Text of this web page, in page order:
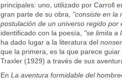
principales: uno, utilizado por Carroll
gran parte de su obra, "consiste en la
postulación de un universo regido por
identificado con la poesía, "se limita a
ha dado lugar a la literatura del
que la primera, es la que parece
Traxler (1929) a través de sus
En La aventura formidable del